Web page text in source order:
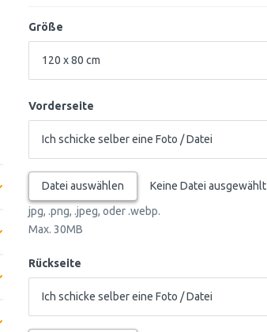
Größe
Vorderseite
Datei auswählen
Keine Datei ausgewählt
jpg, .png, .jpeg, oder .webp.
Max. 30MB
Rückseite